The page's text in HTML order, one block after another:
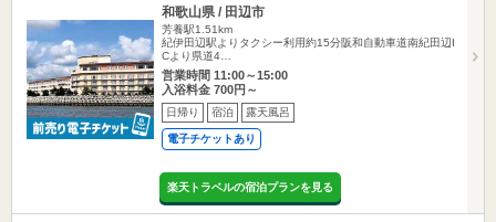
和歌山県 / 田辺市
芳養駅1.51km
紀伊田辺駅よりタクシー利用約15分阪和自動車道南紀田辺I
Cより県道4…
営業時間 11:00～15:00
入浴料金 700円～
日帰り 宿泊 露天風呂
電子チケットあり
楽天トラベルの宿泊プランを見る